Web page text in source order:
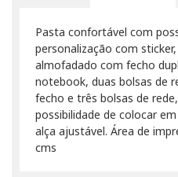
Pasta confortável com
personalização com
almofadado com fecho
notebook, duas bolsas de
fecho e três bolsas de
possibilidade de colocar
alça ajustável. Área de
cms